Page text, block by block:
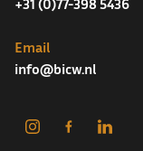
Email
info@bicw.nl